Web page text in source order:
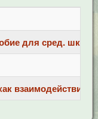
для сред. шк.
взаимодействие